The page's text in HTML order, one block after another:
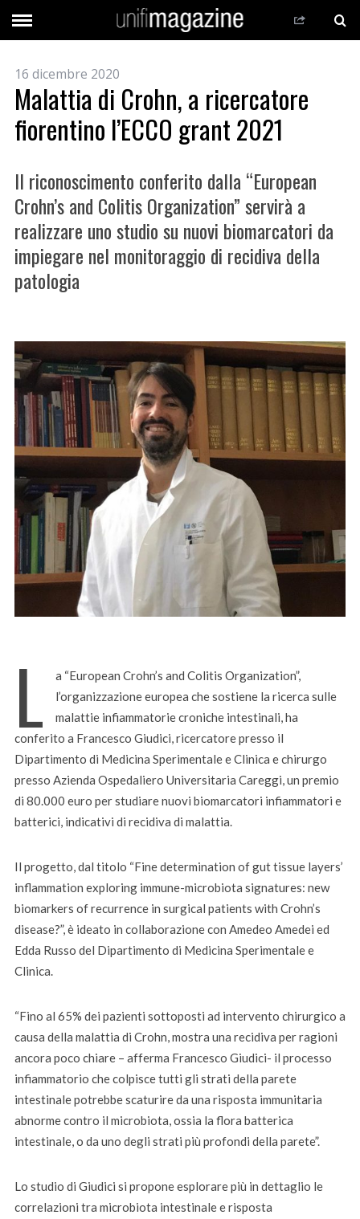
16 dicembre 2020
Malattia di Crohn, a ricercatore
fiorentino l’ECCO grant 2021
Il riconoscimento conferito dalla “European
Crohn’s and Colitis Organization” servirà a
realizzare uno studio su nuovi biomarcatori da
impiegare nel monitoraggio di recidiva della
patologia
L
a “European Crohn’s and Colitis Organization”,
l’organizzazione europea che sostiene la ricerca sulle
malattie infiammatorie croniche intestinali, ha
conferito a Francesco Giudici, ricercatore presso il
Dipartimento di Medicina Sperimentale e Clinica e chirurgo
presso Azienda Ospedaliero Universitaria Careggi, un premio
di 80.000 euro per studiare nuovi biomarcatori infiammatori e
batterici, indicativi di recidiva di malattia.
Il progetto, dal titolo “Fine determination of gut tissue layers’
inflammation exploring immune-microbiota signatures: new
biomarkers of recurrence in surgical patients with Crohn’s
disease?”, è ideato in collaborazione con Amedeo Amedei ed
Edda Russo del Dipartimento di Medicina Sperimentale e
Clinica.
“Fino al 65% dei pazienti sottoposti ad intervento chirurgico a
causa della malattia di Crohn, mostra una recidiva per ragioni
ancora poco chiare – afferma Francesco Giudici- il processo
infiammatorio che colpisce tutti gli strati della parete
intestinale potrebbe scaturire da una risposta immunitaria
abnorme contro il microbiota, ossia la flora batterica
intestinale, o da uno degli strati più profondi della parete”.
Lo studio di Giudici si propone esplorare più in dettaglio le
correlazioni tra microbiota intestinale e risposta